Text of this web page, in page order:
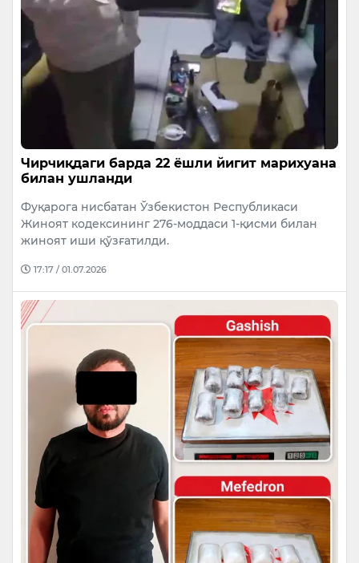
Чирчиқдаги барда 22 ёшли йигит марихуана
билан ушланди
Фуқарога нисбатан Ўзбекистон Республикаси
Жиноят кодексининг 276-моддаси 1-қисми билан
жиноят иши қўзғатилди.
17:17 / 01.07.2026